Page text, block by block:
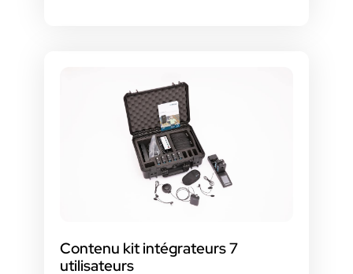
Contenu kit intégrateurs 7
utilisateurs